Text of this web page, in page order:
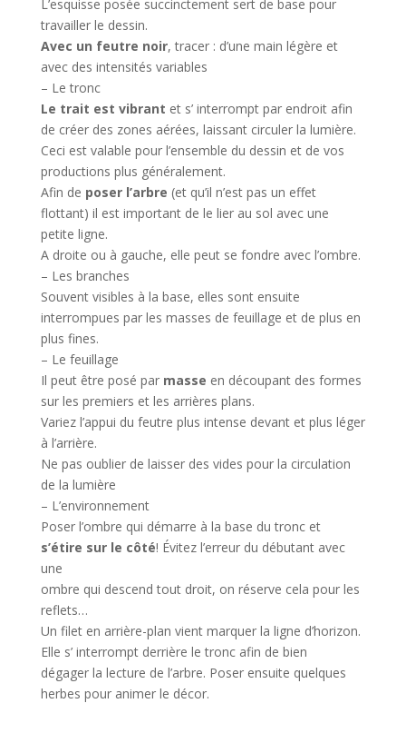
L’esquisse posée succinctement sert de base pour
travailler le dessin.
Avec un feutre noir, tracer : d’une main légère et
avec des intensités variables
– Le tronc
Le trait est vibrant et s’ interrompt par endroit afin
de créer des zones aérées, laissant circuler la lumière.
Ceci est valable pour l’ensemble du dessin et de vos
productions plus généralement.
Afin de poser l’arbre (et qu’il n’est pas un effet
flottant) il est important de le lier au sol avec une
petite ligne.
A droite ou à gauche, elle peut se fondre avec l’ombre.
– Les branches
Souvent visibles à la base, elles sont ensuite
interrompues par les masses de feuillage et de plus en
plus fines.
– Le feuillage
Il peut être posé par masse en découpant des formes
sur les premiers et les arrières plans.
Variez l’appui du feutre plus intense devant et plus léger
à l’arrière.
Ne pas oublier de laisser des vides pour la circulation
de la lumière
– L’environnement
Poser l’ombre qui démarre à la base du tronc et
s’étire sur le côté! Évitez l’erreur du débutant avec
une
ombre qui descend tout droit, on réserve cela pour les
reflets…
Un filet en arrière-plan vient marquer la ligne d’horizon.
Elle s’ interrompt derrière le tronc afin de bien
dégager la lecture de l’arbre. Poser ensuite quelques
herbes pour animer le décor.